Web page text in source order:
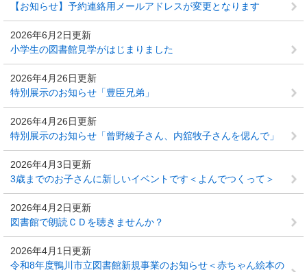
【お知らせ】予約連絡用メールアドレスが変更となります
2026年6月2日更新
小学生の図書館見学がはじまりました
2026年4月26日更新
特別展示のお知らせ「豊臣兄弟」
2026年4月26日更新
特別展示のお知らせ「曾野綾子さん、内舘牧子さんを偲んで」
2026年4月3日更新
3歳までのお子さんに新しいイベントです＜よんでつくって＞
2026年4月2日更新
図書館で朗読ＣＤを聴きませんか？
2026年4月1日更新
令和8年度鴨川市立図書館新規事業のお知らせ＜赤ちゃん絵本の